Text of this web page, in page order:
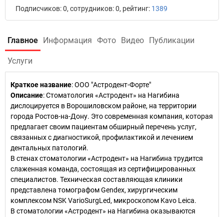
Подписчиков: 0, сотрудников: 0, рейтинг: 1389
Главное Информация Фото Видео Публикации
Услуги
Краткое название:ООО "Астродент-Форте"
Описание: Стоматология «Астродент» на Нагибина
дислоцируется в Ворошиловском районе, на территории
города Ростов-на-Дону. Это современная компания, которая
предлагает своим пациентам обширный перечень услуг,
связанных с диагностикой, профилактикой и лечением
дентальных патологий.
В стенах стоматологии «Астродент» на Нагибина трудится
слаженная команда, состоящая из сертифицированных
специалистов. Техническая составляющая клиники
представлена томографом Gendex, хирургическим
комплексом NSK VarioSurgLed, микроскопом Kavo Leica.
В стоматологии «Астродент» на Нагибина оказываются